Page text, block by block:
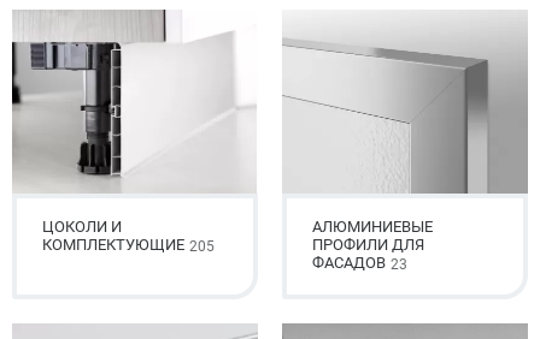
ЦОКОЛИ И
КОМПЛЕКТУЮЩИЕ 205
АЛЮМИНИЕВЫЕ
ПРОФИЛИ ДЛЯ
ФАСАДОВ 23